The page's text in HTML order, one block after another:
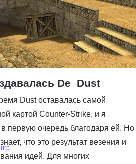
De_Dust
Dust оставалась самой
картой Counter-Strike, и я
в первую очередь благодаря ей. Но
что это результат везения и
идей. Для многих